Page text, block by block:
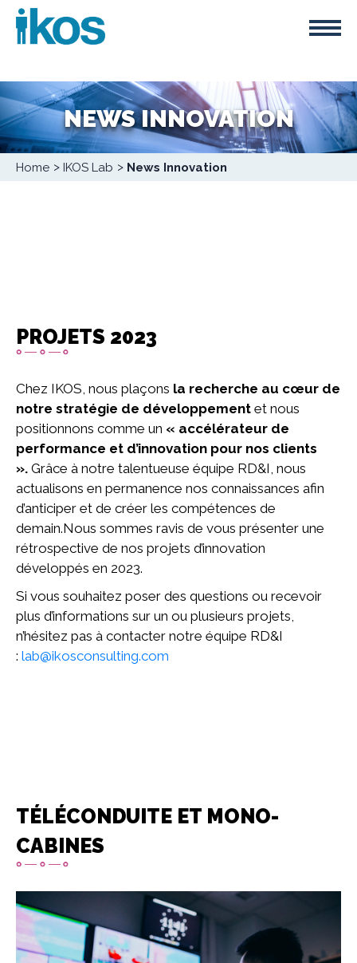
NEWS INNOVATION
Breadcrumb
Home IKOS Lab News Innovation
PROJETS 2023
Chez IKOS, nous plaçons la recherche au cœur de
notre stratégie de développement et nous
positionnons comme un « accélérateur de
performance et d’innovation pour nos clients
». Grâce à notre talentueuse équipe RD&I, nous
actualisons en permanence nos connaissances afin
d’anticiper et de créer les compétences de
demain.Nous sommes ravis de vous présenter une
rétrospective de nos projets d’innovation
développés en 2023.
Si vous souhaitez poser des questions ou recevoir
plus d’informations sur un ou plusieurs projets,
n’hésitez pas à contacter notre équipe RD&I
: lab@ikosconsulting.com
TÉLÉCONDUITE ET MONO-
CABINES
Image